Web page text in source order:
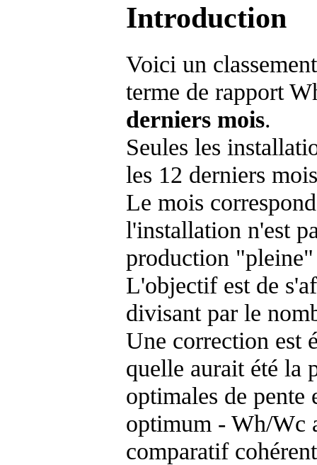
Introduction
Voici un
terme de rapport
derniers mois.
Seules les
les 12 derniers
Le mois
l'installation n'est
production "pleine"
L'objectif est de
divisant par le
Une correction est
quelle aurait été la
optimales de
optimum - Wh/Wc
comparatif